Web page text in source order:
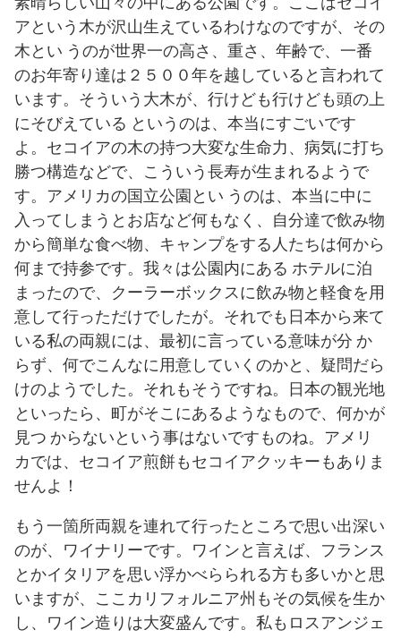
アという木が沢山生えているわけなのですが、その
木とい うのが世界一の高さ、重さ、年齢で、一番
のお年寄り達は２５００年を越していると言われて
います。そういう大木が、行けども行けども頭の上
にそびえている というのは、本当にすごいです
よ。セコイアの木の持つ大変な生命力、病気に打ち
勝つ構造などで、こういう長寿が生まれるようで
す。アメリカの国立公園とい うのは、本当に中に
入ってしまうとお店など何もなく、自分達で飲み物
から簡単な食べ物、キャンプをする人たちは何から
何まで持参です。我々は公園内にある ホテルに泊
まったので、クーラーボックスに飲み物と軽食を用
意して行っただけでしたが。それでも日本から来て
いる私の両親には、最初に言っている意味が分 か
らず、何でこんなに用意していくのかと、疑問だら
けのようでした。それもそうですね。日本の観光地
といったら、町がそこにあるようなもので、何かが
見つ からないという事はないですものね。アメリ
カでは、セコイア煎餅もセコイアクッキーもありま
せんよ！
もう一箇所両親を連れて行ったところで思い出深い
のが、ワイナリーです。ワインと言えば、フランス
とかイタリアを思い浮かべらられる方も多いかと思
いますが、ここカリフォルニア州もその気候を生か
し、ワイン造りは大変盛んです。私もロスアンジェ